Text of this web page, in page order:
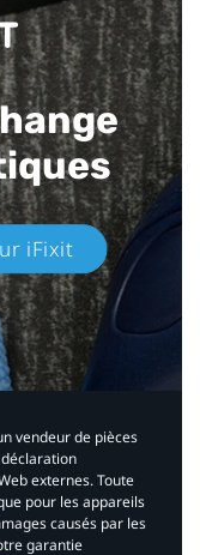
iFixit​
vendeur de pièces
externes. Toute
pour les appareils
causés par les
garantie